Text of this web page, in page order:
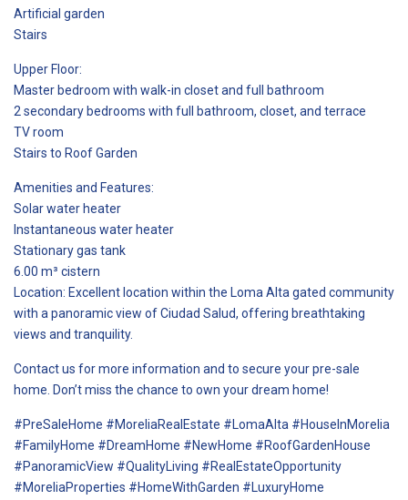
Artificial garden
Stairs
Upper Floor:
Master bedroom with walk-in closet and full bathroom
2 secondary bedrooms with full bathroom, closet, and terrace
TV room
Stairs to Roof Garden
Amenities and Features:
Solar water heater
Instantaneous water heater
Stationary gas tank
6.00 m³ cistern
Location: Excellent location within the Loma Alta gated community
with a panoramic view of Ciudad Salud, offering breathtaking
views and tranquility.
Contact us for more information and to secure your pre-sale
home. Don’t miss the chance to own your dream home!
#PreSaleHome #MoreliaRealEstate #LomaAlta #HouseInMorelia
#FamilyHome #DreamHome #NewHome #RoofGardenHouse
#PanoramicView #QualityLiving #RealEstateOpportunity
#MoreliaProperties #HomeWithGarden #LuxuryHome